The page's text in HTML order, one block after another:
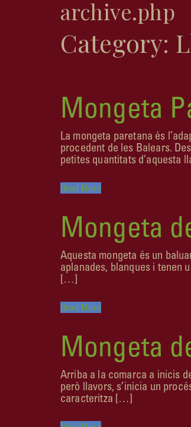
archive.php
Category:
Mongeta
La mongeta paretana és
procedent de les Balears.
petites quantitats d’aquesta
Read More
Mongeta
Aquesta mongeta és un
aplanades, blanques i tenen
[…]
Read More
Mongeta
Arriba a la comarca a inicis
però llavors, s’inicia un
caracteritza […]